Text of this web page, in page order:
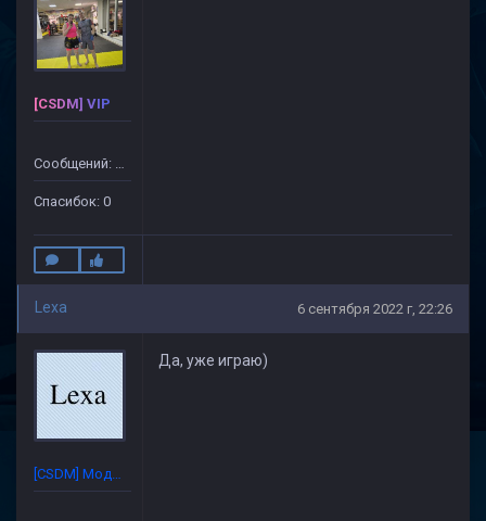
[CSDM] VIP
Сообщений: 15
Спасибок: 0
Lexa 6 сентября 2022 г, 22:26
[CSDM] Модератор
Да, уже играю)